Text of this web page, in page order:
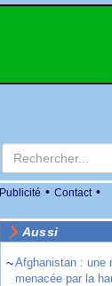
Publicité • Contact •
Aussi
~Afghanistan : une
menacée par la